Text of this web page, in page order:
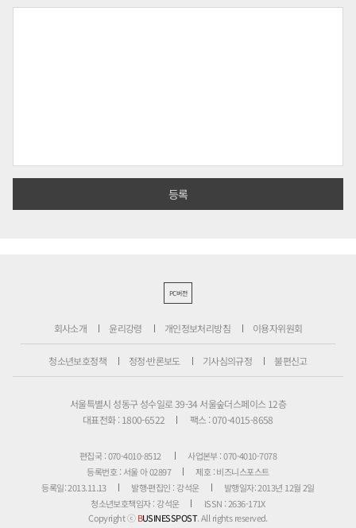
PC버전
회사소개 윤리강령 개인정보처리방침 이용자위원회
청소년보호정책 정정·반론보도 기사심의규정 불편신고
서울특별시 성동구 성수일로 39-34 서울숲더스페이스 12층
대표전화 : 1800-6522
팩스 : 070-4015-8658
편집국 : 070-4010-8512
사업본부 : 070-4010-7078
등록번호 : 서울 아 02897
제호 : 비즈니스포스트
등록일: 2013.11.13
발행·편집인 : 강석운
발행일자: 2013년 12월 2일
청소년보호책임자 : 강석운
ISSN : 2636-171X
Copyright ⓒBUSINESSPOST. All rights reserved.